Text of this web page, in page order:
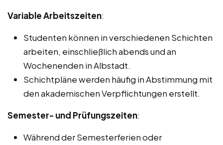
Variable Arbeitszeiten:
Studenten können in verschiedenen Schichten
arbeiten, einschließlich abends und an
Wochenenden in Albstadt.
Schichtpläne werden häufig in Abstimmung mit
den akademischen Verpflichtungen erstellt.
Semester- und Prüfungszeiten:
Während der Semesterferien oder